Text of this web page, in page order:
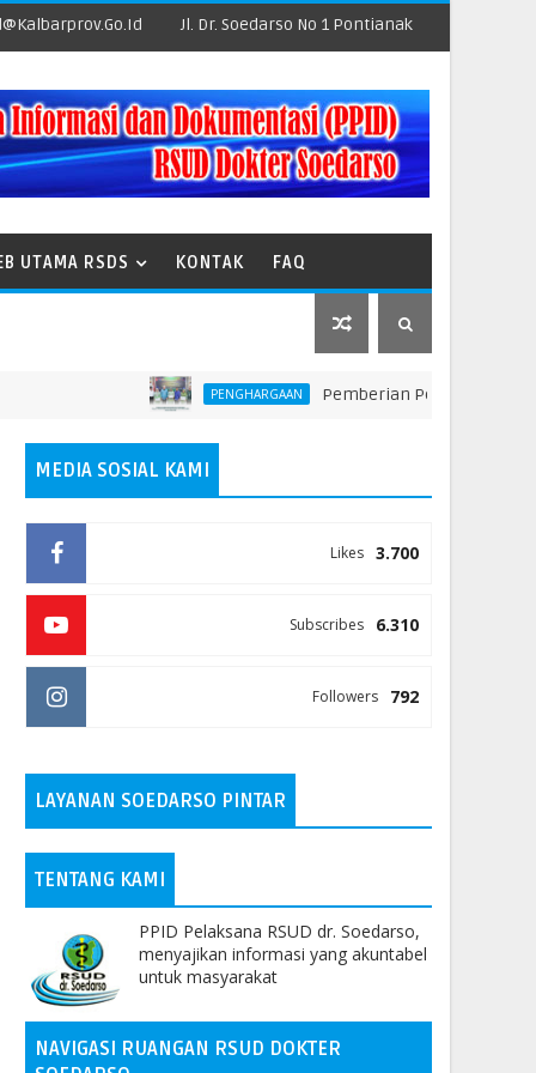
Jl. Dr. Soedarso No 1 Pontianak
UTAMA RSDS KONTAK FAQ
PENGHARGAAN Pemberian Penghargaan kepada
MEDIA SOSIAL KAMI
3.700
Likes
6.310
Subscribes
792
Followers
LAYANAN SOEDARSO PINTAR
TENTANG KAMI
PPID Pelaksana RSUD dr. Soedarso,
menyajikan informasi yang akuntabel
untuk masyarakat
NAVIGASI RUANGAN RSUD DOKTER